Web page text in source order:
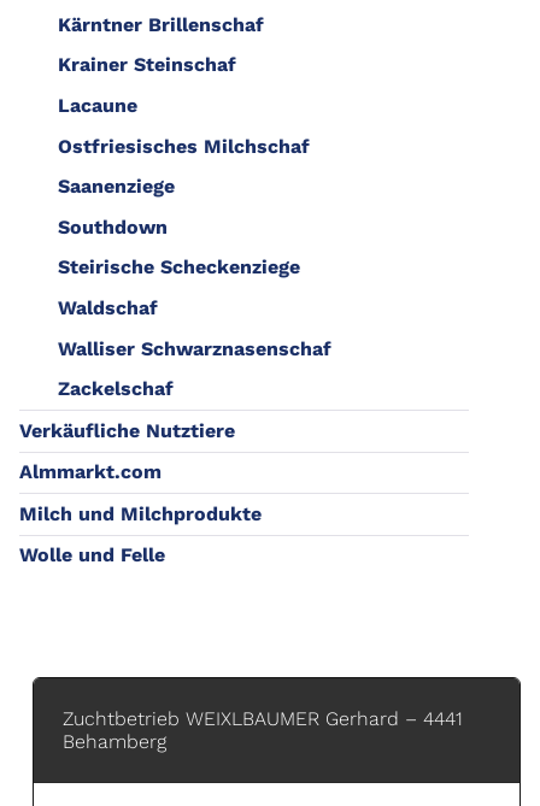
Kärntner Brillenschaf
Krainer Steinschaf
Lacaune
Ostfriesisches Milchschaf
Saanenziege
Southdown
Steirische Scheckenziege
Waldschaf
Walliser Schwarznasenschaf
Zackelschaf
Verkäufliche Nutztiere
Almmarkt.com
Milch und Milchprodukte
Wolle und Felle
Zuchtbetrieb WEIXLBAUMER Gerhard – 4441
Behamberg